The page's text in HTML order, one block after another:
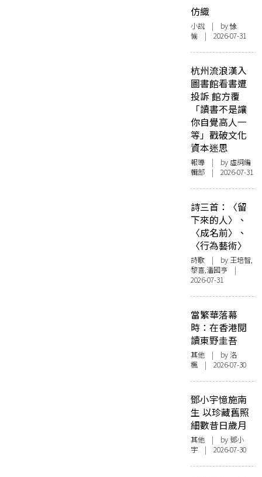
仿織
小說 | by 悇
愉 | 2026-07-31
杭州流浪漢入
圖書館看書遭
投訴 館方覆
「讀書不是讓
你自覺高人一
等」戳破文化
資本迷思
報導 | by 虛詞編
輯部 | 2026-07-31
詩三首：〈留
下來的人〉、
〈成名前〉、
〈行為藝術〉
詩歌 | by 王培智,
黎喜,潘國亨 |
2026-07-31
當繁華落幕
時：在香港閱
讀東野圭吾
其他 | by洛
楓 | 2026-07-30
鄧小宇憶施南
生 以珍藏舊照
細數昔日歲月
其他 | by 鄧小
宇 | 2026-07-30